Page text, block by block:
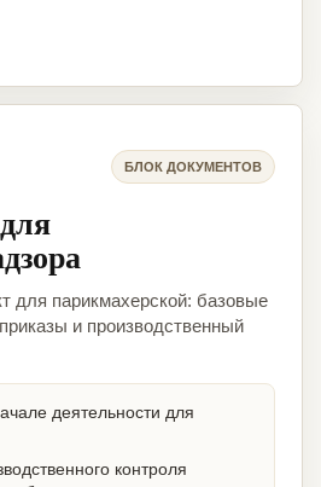
БЛОК ДОКУМЕНТОВ
для парикмахерской: базовые
и производственный
деятельности для
контроля